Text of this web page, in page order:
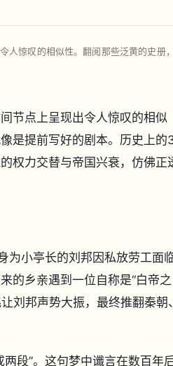
人惊叹的相似性。翻阅那些泛黄的史册
节点上呈现出令人惊叹的相似
是提前写好的剧本。历史上的
权力交替与帝国兴衰，仿佛正
为小亭长的刘邦因私放劳工面
的乡亲遇到一位自称是“白帝之
刘邦声势大振，最终推翻秦朝
段”。这句梦中谶言在数百年